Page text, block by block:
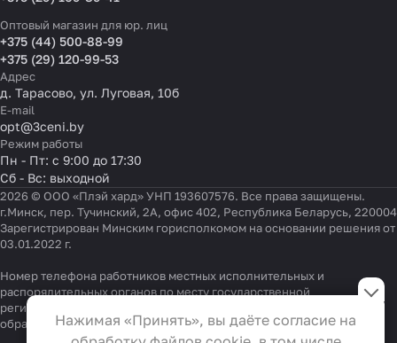
Оптовый магазин для юр. лиц
+375 (44) 500-88-99
+375 (29) 120-99-53
Адрес
д. Тарасово, ул. Луговая, 10б
E-mail
opt@3ceni.by
Режим работы
Пн - Пт: с 9:00 до 17:30
Сб - Вс: выходной
2026 © ООО «Плэй хард» УНП 193607576. Все права защищены.
г.Минск, пер. Тучинский, 2А, офис 402, Республика Беларусь, 220004
Зарегистрирован Минским горисполкомом на основании решения от
03.01.2022 г.
Номер телефона работников местных исполнительных и
распорядительных органов по месту государственной
регистрации ООО «Плэй хард», уполномоченных рассматривать
обращения покупателей:+375 17 323-41-58,+375 17 370-30-64
Настройки файлов cookie
Функциональные
Эти файлы необходимы для
Нажимая «Принять», вы даёте согласие на